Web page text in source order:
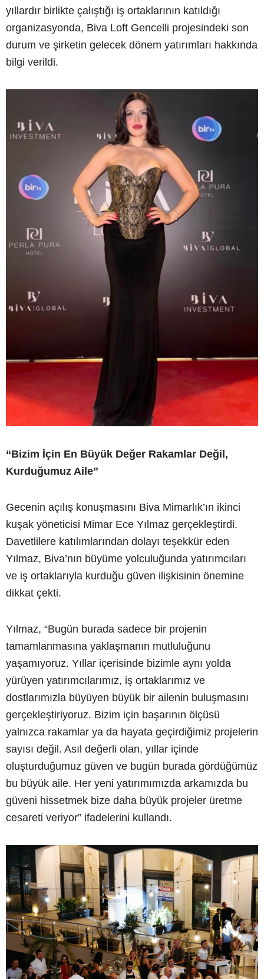
yıllardır birlikte çalıştığı iş ortaklarının katıldığı
organizasyonda, Biva Loft Gencelli projesindeki son
durum ve şirketin gelecek dönem yatırımları hakkında
bilgi verildi.
“Bizim İçin En Büyük Değer Rakamlar Değil,
Kurduğumuz Aile”
Gecenin açılış konuşmasını Biva Mimarlık’ın ikinci
kuşak yöneticisi Mimar Ece Yılmaz gerçekleştirdi.
Davetlilere katılımlarından dolayı teşekkür eden
Yılmaz, Biva’nın büyüme yolculuğunda yatırımcıları
ve iş ortaklarıyla kurduğu güven ilişkisinin önemine
dikkat çekti.
Yılmaz, “Bugün burada sadece bir projenin
tamamlanmasına yaklaşmanın mutluluğunu
yaşamıyoruz. Yıllar içerisinde bizimle aynı yolda
yürüyen yatırımcılarımız, iş ortaklarımız ve
dostlarımızla büyüyen büyük bir ailenin buluşmasını
gerçekleştiriyoruz. Bizim için başarının ölçüsü
yalnızca rakamlar ya da hayata geçirdiğimiz projelerin
sayısı değil. Asıl değerli olan, yıllar içinde
oluşturduğumuz güven ve bugün burada gördüğümüz
bu büyük aile. Her yeni yatırımımızda arkamızda bu
güveni hissetmek bize daha büyük projeler üretme
cesareti veriyor” ifadelerini kullandı.